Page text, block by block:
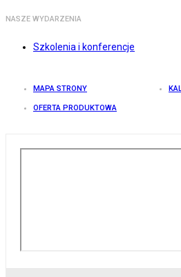
NASZE WYDARZENIA
Szkolenia i konferencje
MAPA STRONY
OFERTA PRODUKTOWA